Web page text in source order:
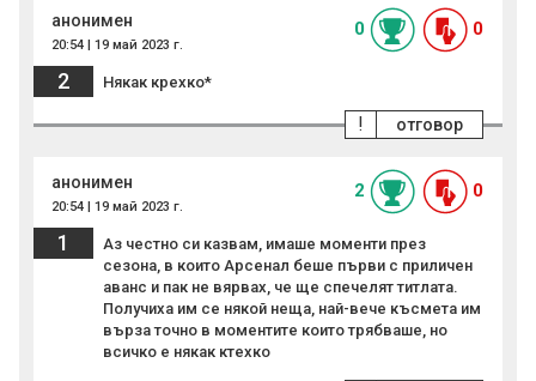
анонимен
20:54 | 19 май 2023 г.
0 0
2 Някак крехко*
отговор
!
анонимен
20:54 | 19 май 2023 г.
2 0
1
Аз честно си казвам, имаше моменти през
сезона, в които Арсенал беше първи с приличен
аванс и пак не вярвах, че ще спечелят титлата.
Получиха им се някой неща, най-вече късмета им
върза точно в моментите които трябваше, но
всичко е някак ктехко